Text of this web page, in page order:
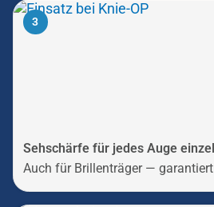
Sehschärfe für jedes Auge
Auch für Brillenträger —
3